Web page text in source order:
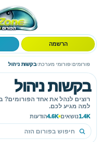
הרשמה
פורומים›פורומי מערכת›בקשות ניהול
בקשות ניהול
רוצים לנהל את אחד הפורומים?
למה מגיע לכם.
1.4Kנושאים 4.6Kהודעות